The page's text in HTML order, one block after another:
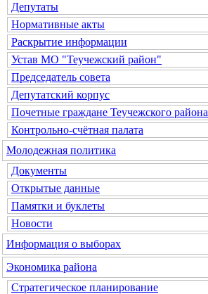
Депутаты
Нормативные акты
Раскрытие информации
Устав МО "Теучежский район"
Председатель совета
Депутатский корпус
Почетные граждане Теучежского района
Контрольно-счётная палата
Молодежная политика
Документы
Открытые данные
Памятки и буклеты
Новости
Информация о выборах
Экономика района
Стратегическое планирование